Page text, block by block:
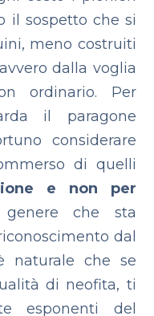
il sospetto che si
meno costruiti
dalla voglia
ordinario. Per
il paragone
considerare
di quelli
e non per
che sta
dal
naturale che se
di neofita, ti
esponenti del